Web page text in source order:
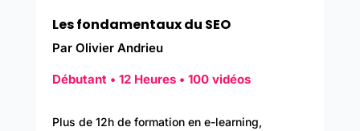
Les fondamentaux du SEO
Par Olivier Andrieu
Débutant • 12 Heures • 100 vidéos
Plus de 12h de formation en e-learning,